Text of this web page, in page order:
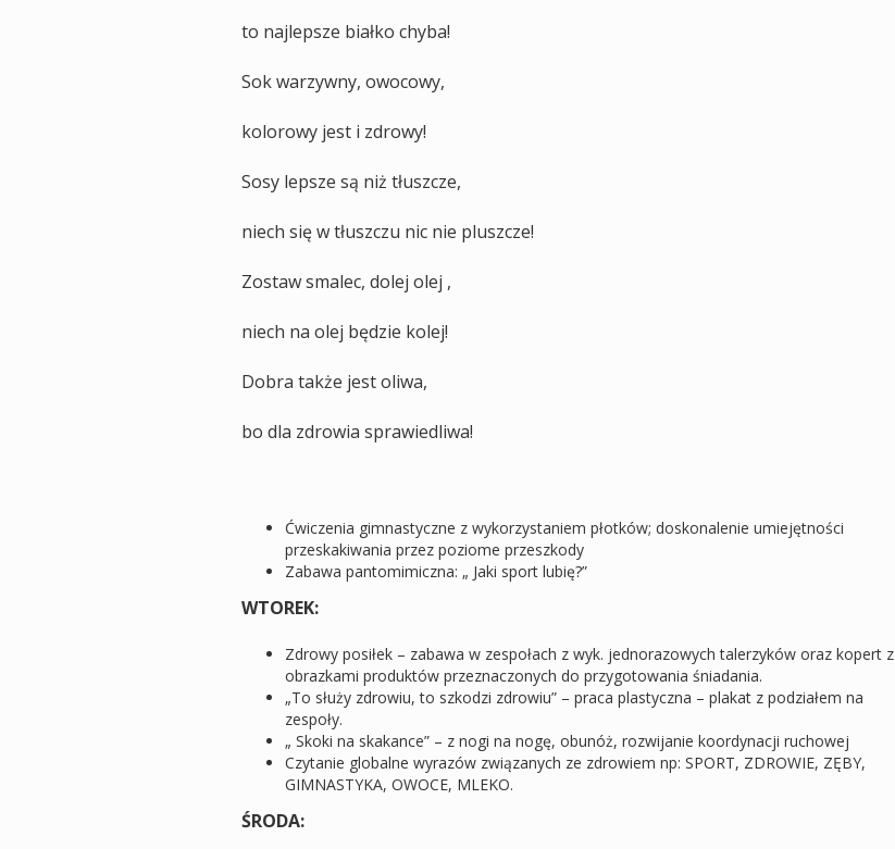
to najlepsze białko chyba!
Sok warzywny, owocowy,
kolorowy jest i zdrowy!
Sosy lepsze są niż tłuszcze,
niech się w tłuszczu nic nie pluszcze!
Zostaw smalec, dolej olej ,
niech na olej będzie kolej!
Dobra także jest oliwa,
bo dla zdrowia sprawiedliwa!
Ćwiczenia gimnastyczne z wykorzystaniem płotków; doskonalenie umiejętności
przeskakiwania przez poziome przeszkody
Zabawa pantomimiczna: „ Jaki sport lubię?”
WTOREK:
Zdrowy posiłek – zabawa w zespołach z wyk. jednorazowych talerzyków oraz kopert z
obrazkami produktów przeznaczonych do przygotowania śniadania.
„To służy zdrowiu, to szkodzi zdrowiu” – praca plastyczna – plakat z podziałem na
zespoły.
„ Skoki na skakance” – z nogi na nogę, obunóż, rozwijanie koordynacji ruchowej
Czytanie globalne wyrazów związanych ze zdrowiem np: SPORT, ZDROWIE, ZĘBY,
GIMNASTYKA, OWOCE, MLEKO.
ŚRODA: